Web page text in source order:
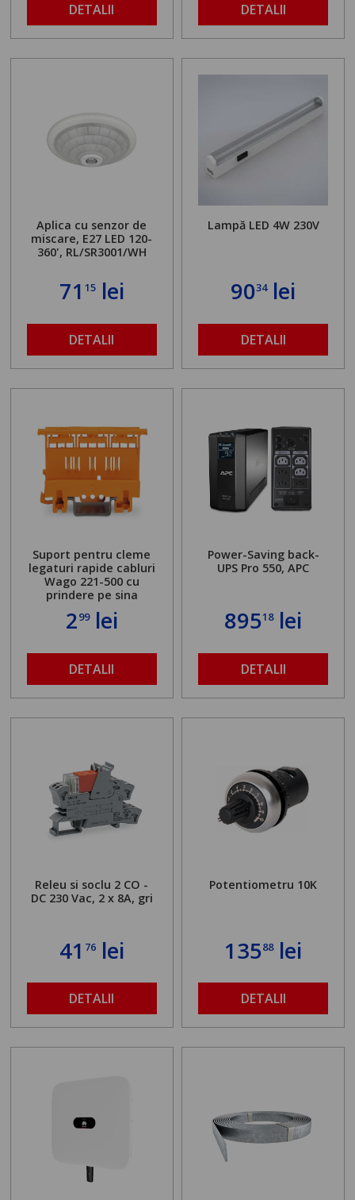
DETALII DETALII
Aplica cu senzor de
miscare, E27 LED 120-
360', RL/SR3001/WH
71 15lei
DETALII
Lampă LED 4W 230V
9034lei
DETALII
Suport pentru cleme
legaturi rapide cabluri
Wago 221-500 cu
prindere pe sina
299lei
DETALII
Power-Saving back-
UPS Pro 550, APC
89518lei
DETALII
Releu si soclu 2 CO -
DC 230 Vac, 2 x 8A, gri
41 76lei
DETALII
Potentiometru 10K
13588lei
DETALII